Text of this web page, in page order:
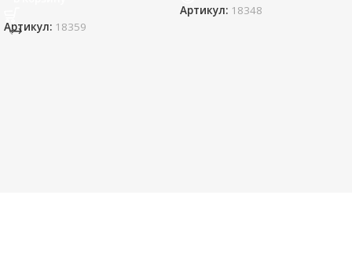
Артикул: 18359
Артикул: 18348